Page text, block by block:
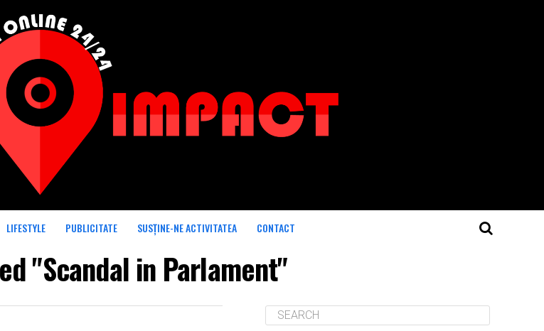
LIFESTYLE PUBLICITATE SUSȚINE-NE ACTIVITATEA CONTACT
"Scandal in Parlament"